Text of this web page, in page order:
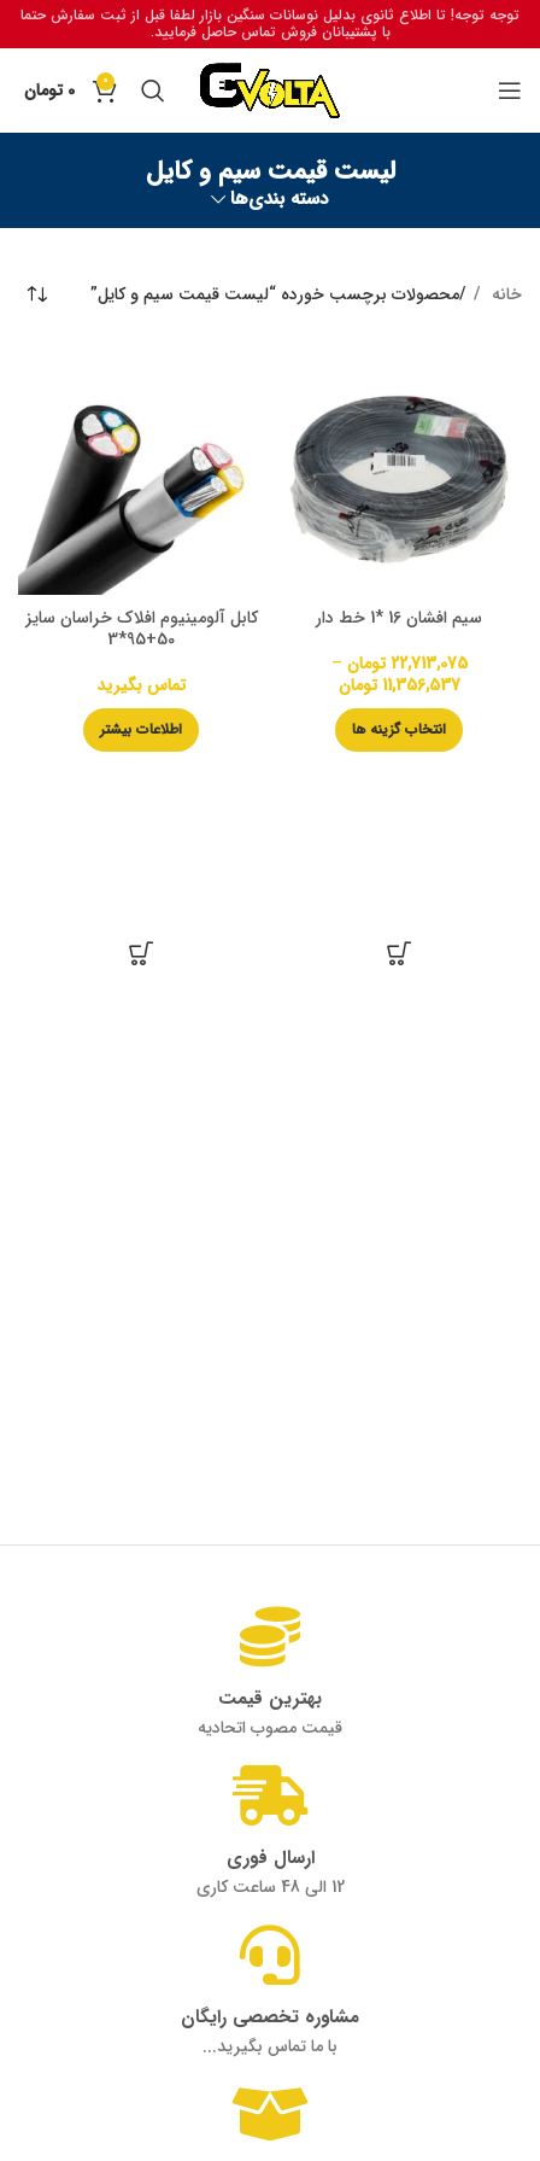
توجه توجه! تا اطلاع ثانوی بدلیل نوسانات سنگین بازار لطفا قبل از ثبت سفارش حتما
با پشتیبانان فروش تماس حاصل فرمایید.
0
0 تومان
لیست قیمت سیم و کایل
دسته بندی‌ها
خانه محصولات برچسب خورده “لیست قیمت سیم و کایل”
سیم افشان 16 *1 خط دار
22,713,075 تومان –
11,356,537 تومان
انتخاب گزینه ها
کابل آلومینیوم افلاک خراسان سایز
50+95*3
تماس بگیرید
اطلاعات بیشتر
بهترین قیمت
قیمت مصوب اتحادیه
ارسال فوری
12 الی 48 ساعت کاری
مشاوره تخصصی رایگان
با ما تماس بگیرید...